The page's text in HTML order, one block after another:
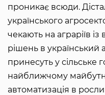
проникає всюди.
українського
чекають на аграріїв
рішень в український
принесуть у сільське
найближчому
автоматизація в